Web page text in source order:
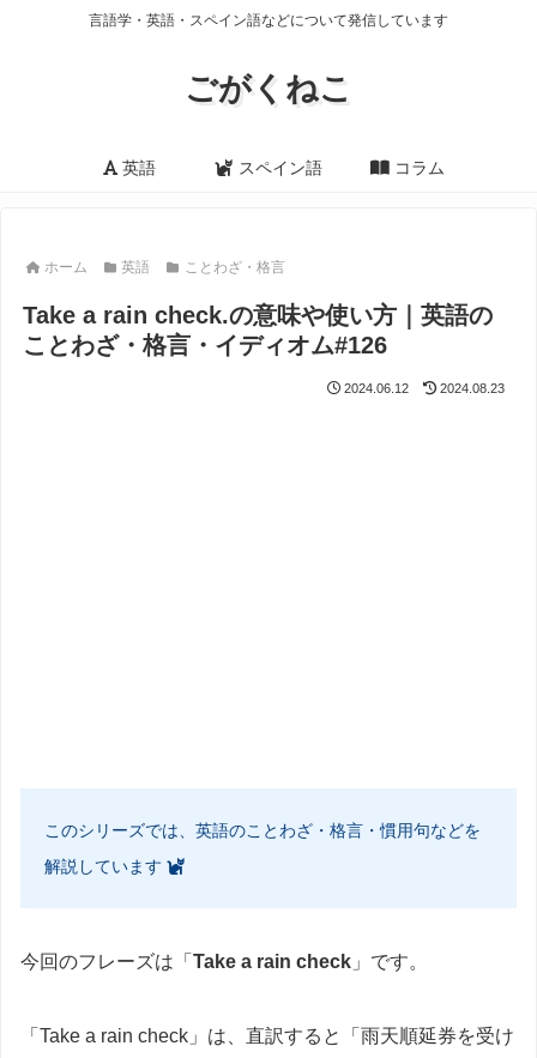
言語学・英語・スペイン語などについて発信しています
ごがくねこ
英語 スペイン語 コラム
ホーム 英語 ことわざ・格言
Take a rain check.の意味や使い方｜英語の
ことわざ・格言・イディオム#126
2024.06.12 2024.08.23
このシリーズでは、英語のことわざ・格言・慣用句などを
解説しています
今回のフレーズは「 Take a rain check 」です。
「Take a rain check」は、直訳すると「雨天順延券を受け